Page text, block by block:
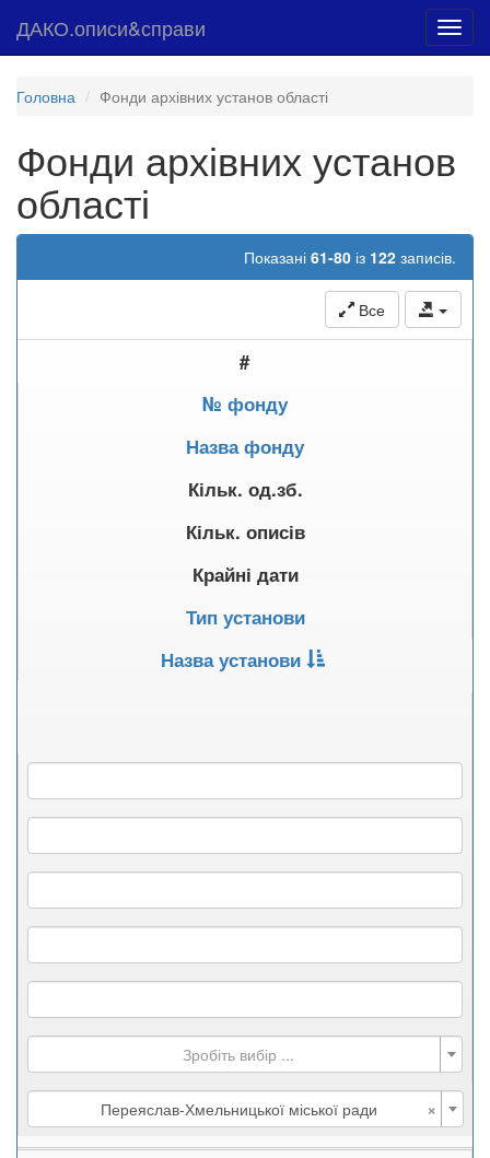
ДАКО.описи&справи
Головна Фонди архівних установ області
Фонди архівних установ
області
Показані 61-80 із 122 записів.
Все
#
№ фонду
Назва фонду
Кільк. од.зб.
Кільк. описів
Крайні дати
Тип установи
Назва установи
Зробіть вибір ...
×
Переяслав-Хмельницької міської ради